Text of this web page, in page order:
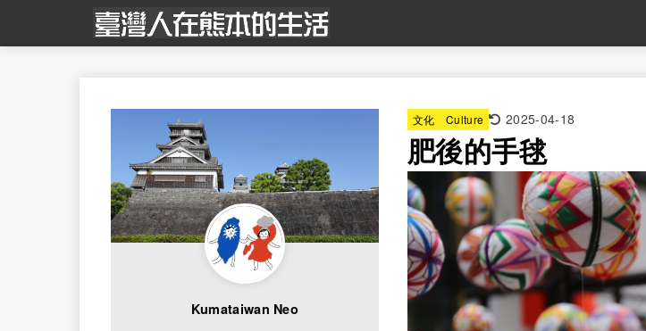
文化 Culture 2025-04-18
肥後的手毬
Kumataiwan Neo